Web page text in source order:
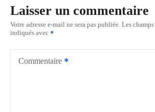
g
a
Laisser un commentaire
Votre adresse e-mail ne sera pas publiée. Les
indiqués avec
Commentaire